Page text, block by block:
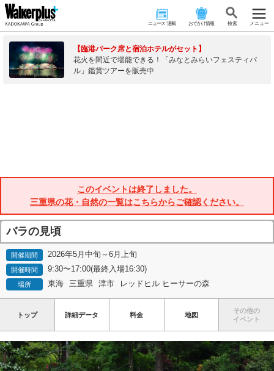
ニュース･連載 おでかけ情報 検 索 メニュー
【臨港パーク席と宿泊ホテルがセット】
花火を間近で堪能できる！「みなとみらいフェスティバ
ル」鑑賞ツアーを販売中
このイベントは終了しました。
三重県の花・自然の一覧はこちらからご確認ください。
バラの見頃
開催期間 2026年5月中旬～6月上旬
開催時間 9:30〜17:00(最終入場16:30)
場所 東海 三重県 津市 レッドヒル ヒーサーの森
トップ 詳細データ 料金 地図
その他の
イベント